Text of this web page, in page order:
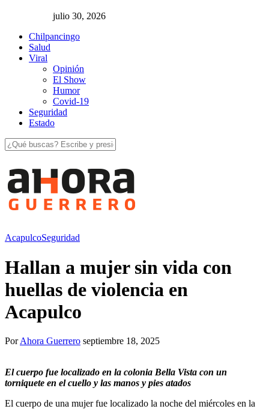
julio 30, 2026
Chilpancingo
Salud
Viral
Opinión
El Show
Humor
Covid-19
Seguridad
Estado
AcapulcoSeguridad
Hallan a mujer sin vida con
huellas de violencia en
Acapulco
PorAhora Guerrero septiembre 18, 2025
El cuerpo fue localizado en la colonia Bella Vista con un
torniquete en el cuello y las manos y pies atados
El cuerpo de una mujer fue localizado la noche del miércoles en la